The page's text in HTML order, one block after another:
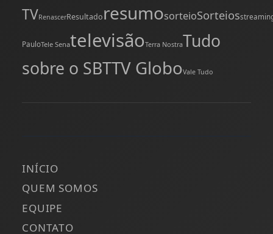
TVRenascerResultadoresumosorteioSorteios
PauloTele SenatelevisãoTerra NostraTudo
sobre o SBTTV GloboVale Tudo
INÍCIO
QUEM SOMOS
EQUIPE
CONTATO